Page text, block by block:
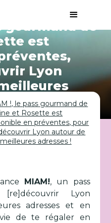
gourmand de
est
Lyon
!, le pass gourmand de
et Rosette est
en préventes, pour
Lyon autour de
adresses !
MIAM!, un pass
Lyon
adresses et en
de te régaler en